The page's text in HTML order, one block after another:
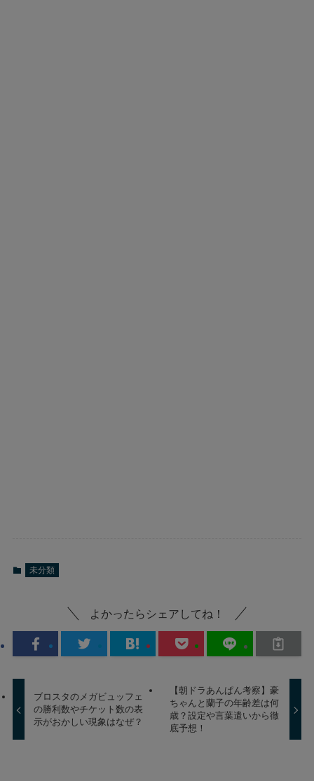
未分類
よかったらシェアしてね！
ブロスタのメガビュッフェ
の勝利数やチケット数の表
示がおかしい現象はなぜ？
【朝ドラあんぱん考察】豪
ちゃんと蘭子の年齢差は何
歳？設定や言葉遣いから徹
底予想！